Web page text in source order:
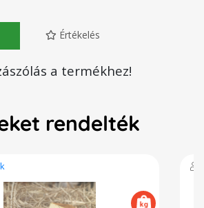
Értékelés
a termékhez!
rendelték